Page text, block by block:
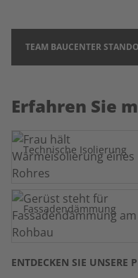
TEAM BAUCENTER
Erfahren Sie
Technische Isolierung
Fassadendämmung
ENTDECKEN SIE UNSERE